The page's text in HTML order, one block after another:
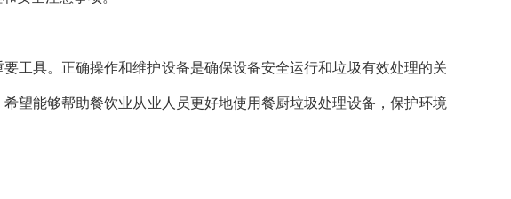
工具。正确操作和维护设备是确保设备安全运行和垃圾有效处理的关
望能够帮助餐饮业从业人员更好地使用餐厨垃圾处理设备，保护环境